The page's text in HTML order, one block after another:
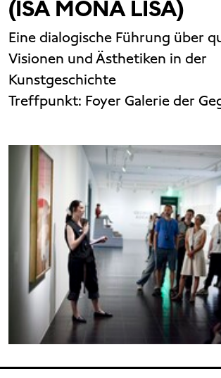
(ISA MONA LISA)
Eine dialogische Führung über
Visionen und Ästhetiken in der
Kunstgeschichte
Treffpunkt: Foyer Galerie der